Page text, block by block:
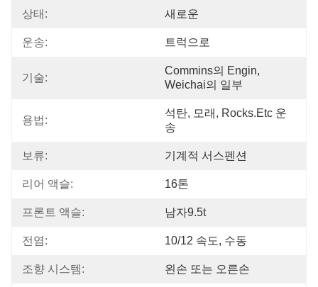
상태: 새로운
운송: 트럭으로
기술:
Commins의 Engin,
Weichai의 일부
용법:
석탄, 모래, Rocks.etc 운
송
보류: 기계적 서스펜션
리어 액슬: 16톤
프론트 액슬: 남자9.5t
전염: 10/12 속도, 수동
조향 시스템: 왼손 또는 오른손